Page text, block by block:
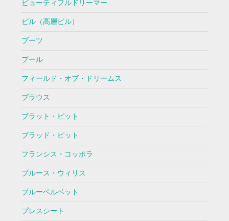
ビューティフルドリーマー
ビル（高層ビル）
ブーツ
プール
フィールド・オブ・ドリームス
ブラウス
ブラット・ピット
ブラッド・ピット
フランシス・コッポラ
ブルース・ウィリス
ブルーベルベット
プレスシート